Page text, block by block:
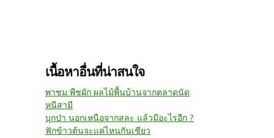
เนื้อหาอื่นที่น่าสนใจ
พาชม พืชผัก ผลไม้พื้นบ้านจากตลาดนัด
หนีสามี
บุกป่า นอกเหนือจากสละ แล้วมีอะไรอีก ?
ฟักข้าวต้นจะแค่ไหนกันเชียว